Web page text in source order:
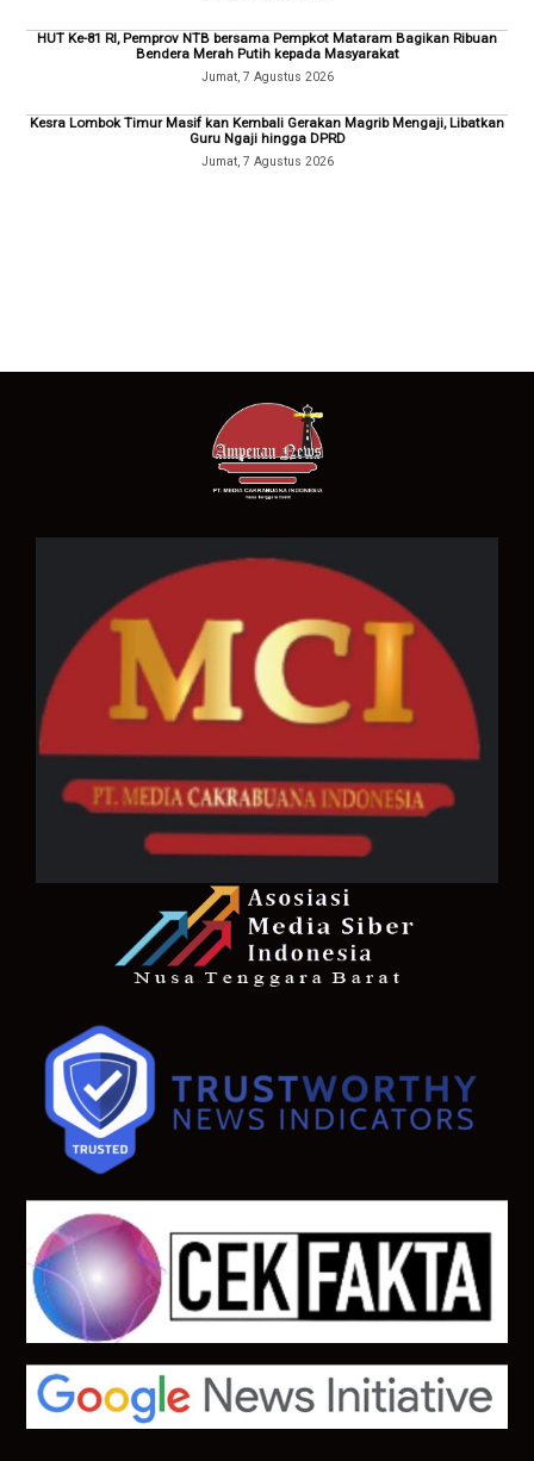
HUT Ke-81 RI, Pemprov NTB bersama Pempkot Mataram Bagikan Ribuan
Bendera Merah Putih kepada Masyarakat
Jumat, 7 Agustus 2026
Kesra Lombok Timur Masif kan Kembali Gerakan Magrib Mengaji, Libatkan
Guru Ngaji hingga DPRD
Jumat, 7 Agustus 2026